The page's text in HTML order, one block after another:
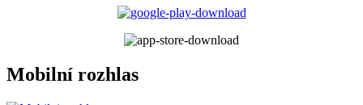
Mobilní rozhlas